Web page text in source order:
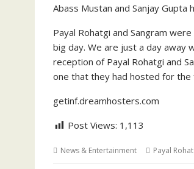
Abass Mustan and Sanjay Gupta
Payal Rohatgi and Sangram
big day. We are just a day away
reception of Payal Rohatgi and
one that they had hosted for the
getinf.dreamhosters.com
Post Views: 1,113
News & Entertainment Payal